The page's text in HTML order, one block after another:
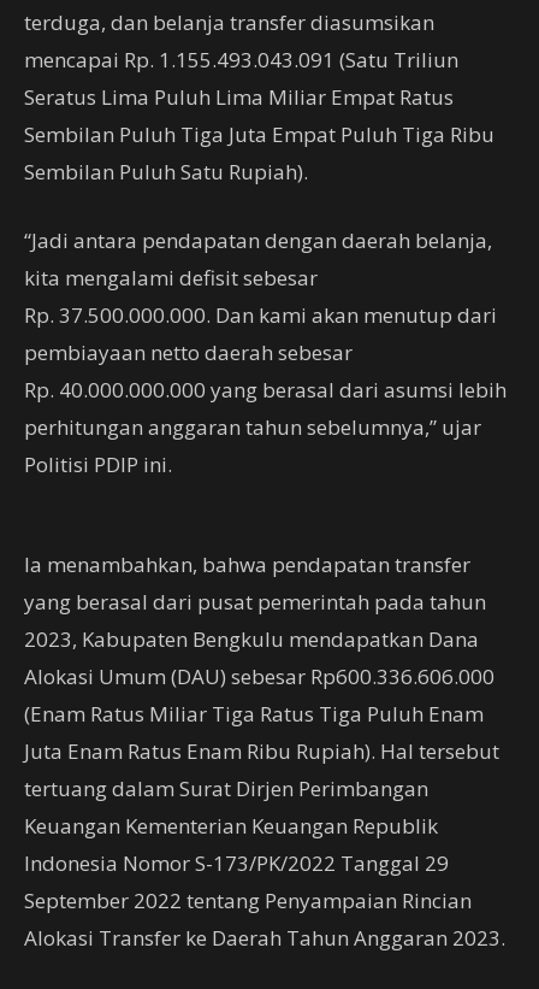
terduga, dan belanja transfer diasumsikan
mencapai Rp. 1.155.493.043.091 (Satu Triliun
Seratus Lima Puluh Lima Miliar Empat Ratus
Sembilan Puluh Tiga Juta Empat Puluh Tiga Ribu
Sembilan Puluh Satu Rupiah).
“Jadi antara pendapatan dengan daerah belanja,
kita mengalami defisit sebesar
Rp. 37.500.000.000. Dan kami akan menutup dari
pembiayaan netto daerah sebesar
Rp. 40.000.000.000 yang berasal dari asumsi lebih
perhitungan anggaran tahun sebelumnya,” ujar
Politisi PDIP ini.
Ia menambahkan, bahwa pendapatan transfer
yang berasal dari pusat pemerintah pada tahun
2023, Kabupaten Bengkulu mendapatkan Dana
Alokasi Umum (DAU) sebesar Rp600.336.606.000
(Enam Ratus Miliar Tiga Ratus Tiga Puluh Enam
Juta Enam Ratus Enam Ribu Rupiah). Hal tersebut
tertuang dalam Surat Dirjen Perimbangan
Keuangan Kementerian Keuangan Republik
Indonesia Nomor S-173/PK/2022 Tanggal 29
September 2022 tentang Penyampaian Rincian
Alokasi Transfer ke Daerah Tahun Anggaran 2023.